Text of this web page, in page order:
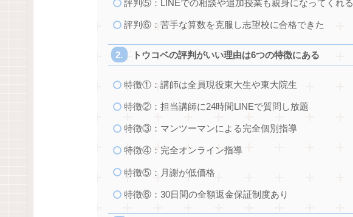
評判⑤：LINEでの相談や追加授業も親身になってくれる
評判⑥：苦手な算数を克服し志望校に合格できた
トウコベの評判がいい理由は6つの特徴にある
特徴①：講師は全員現役東大生や東大院生
特徴②：担当講師に24時間LINEで質問し放題
特徴③：マンツーマンによる完全個別指導
特徴④：完全オンライン指導
特徴⑤：月謝が低価格
特徴⑥：30日間の全額返金保証制度あり